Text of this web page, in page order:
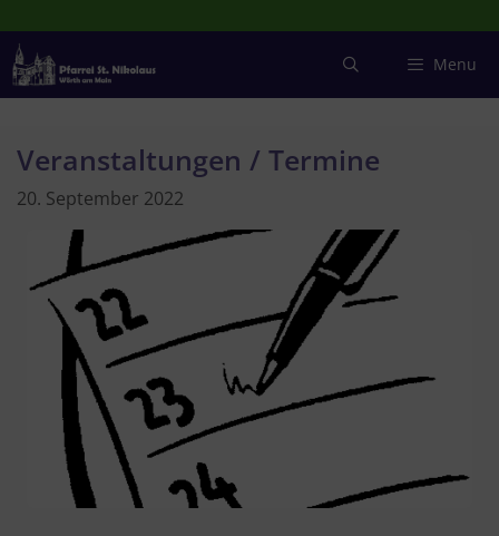
Inhalt
springen
Menu
Veranstaltungen / Termine
20. September 2022